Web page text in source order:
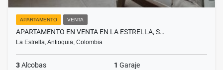
APARTAMENTO VENTA
APARTAMENTO EN VENTA EN LA ESTRELLA, S…
La Estrella, Antioquia, Colombia
3Alcobas 1 Garaje